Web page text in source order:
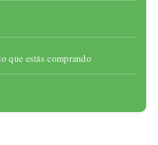
que estás comprando